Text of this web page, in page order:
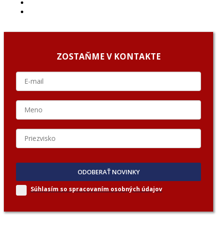
ZOSTAŇME V KONTAKTE
ODOBERAŤ NOVINKY
Súhlasím so spracovaním osobných údajov